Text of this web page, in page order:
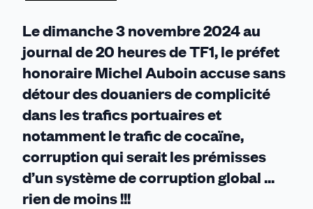
Le dimanche 3 novembre 2024 au
journal de 20 heures de TF1, le préfet
honoraire Michel Auboin accuse sans
détour des douaniers de complicité
dans les trafics portuaires et
notamment le trafic de cocaïne,
corruption qui serait les prémisses
d’un système de corruption global ...
rien de moins !!!